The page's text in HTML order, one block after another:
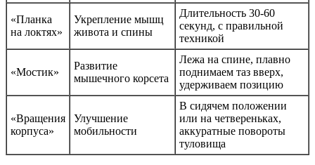
«Планка
на локтях»
Укрепление мышц
живота и спины
Длительность 30-60
секунд, с правильной
техникой
«Мостик»
Развитие
мышечного корсета
Лежа на спине, плавно
поднимаем таз вверх,
удерживаем позицию
«Вращения
корпуса»
Улучшение
мобильности
В сидячем положении
или на четвереньках,
аккуратные повороты
туловища